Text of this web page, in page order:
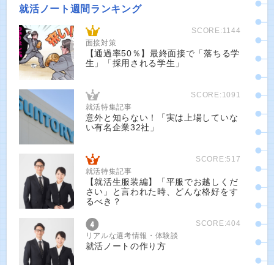
就活ノート週間ランキング
SCORE:1144
面接対策
【通過率50％】最終面接で「落ちる学
生」「採用される学生」
SCORE:1091
就活特集記事
意外と知らない！「実は上場していな
い有名企業32社」
SCORE:517
就活特集記事
【就活生服装編】「平服でお越しくだ
さい」と言われた時、どんな格好をす
るべき？
SCORE:404
リアルな選考情報・体験談
就活ノートの作り方